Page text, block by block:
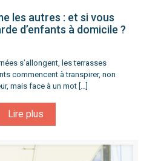
les autres : et si vous
d’enfants à domicile ?
s’allongent, les terrasses
commencent à transpirer, non
mais face à un mot […]
Lire plus